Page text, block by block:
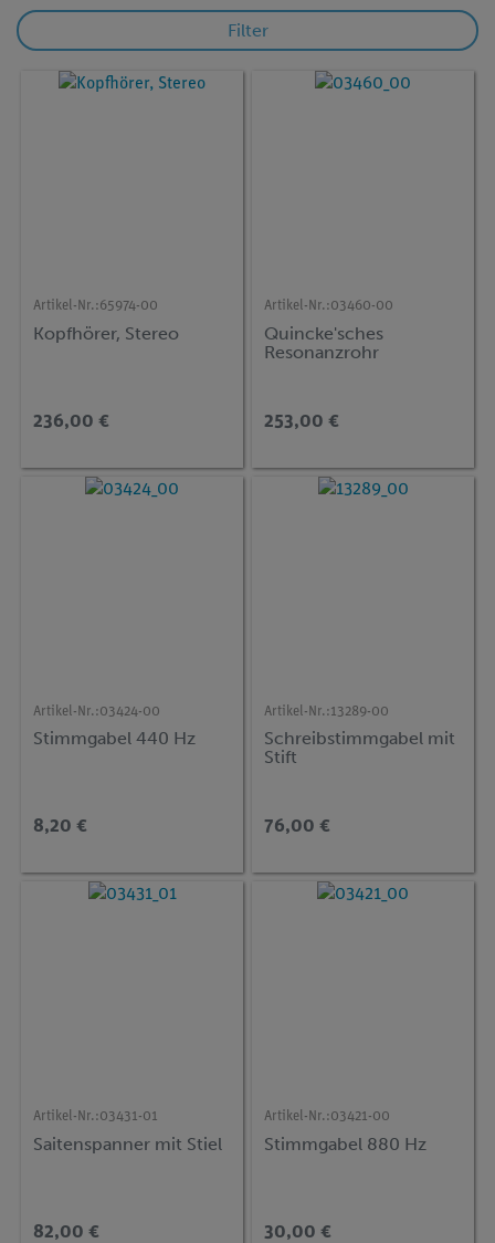
Filter
Artikel-Nr.:65974-00
Kopfhörer, Stereo
236,00 €
Artikel-Nr.:03460-00
Quincke'sches
Resonanzrohr
253,00 €
Artikel-Nr.:03424-00
Stimmgabel 440 Hz
8,20 €
Artikel-Nr.:13289-00
Schreibstimmgabel mit
Stift
76,00 €
Artikel-Nr.:03431-01
Saitenspanner mit Stiel
82,00 €
Artikel-Nr.:03421-00
Stimmgabel 880 Hz
30,00 €